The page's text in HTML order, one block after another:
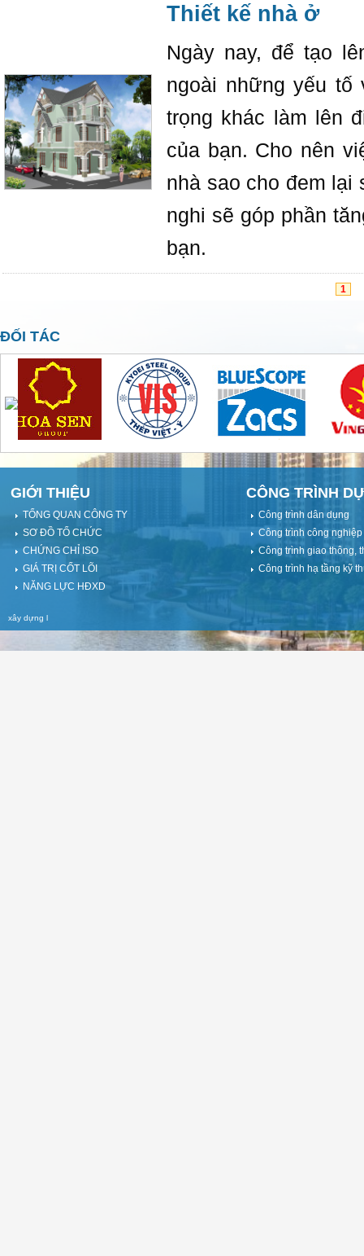
Thiết kế nhà ở
Ngày nay, để tạo
ngoài những yếu
trọng khác làm lên
của bạn. Cho nên
nhà sao cho đem lại
nghi sẽ góp phần
bạn.
1
ĐỐI TÁC
GIỚI THIỆU
TỔNG QUAN CÔNG TY
SƠ ĐỒ TỔ CHỨC
CHỨNG CHỈ ISO
GIÁ TRỊ CỐT LÕI
NĂNG LỰC HĐXD
CÔNG TRÌNH
Công trình dân dụng
Công trình công nghiệp
Công trình giao thông,
Công trình hạ tầng kỹ
xây dựng l